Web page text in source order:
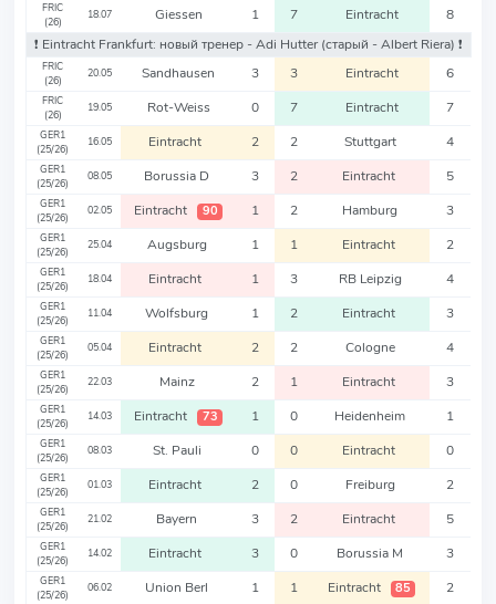
FRIC
(26)
18.07 Giessen 1 7 Eintracht
8
❗️ Eintracht Frankfurt: новый тренер - Adi Hutter(старый - Albert Riera) ❗️
FRIC
(26)
20.05 Sandhausen 3 3 Eintracht 6
FRIC
(26)
19.05 Rot-Weiss 0 7 Eintracht 7
GER1
(25/26)
16.05 Eintracht 2 2 Stuttgart 4
GER1
(25/26)
08.05 Borussia D 3 2 Eintracht 5
GER1
(25/26)
02.05 Eintracht 90 1 2 Hamburg 3
GER1
(25/26)
25.04 Augsburg 1 1 Eintracht 2
GER1
(25/26)
18.04 Eintracht 1 3 RB Leipzig 4
GER1
(25/26)
11.04 Wolfsburg 1 2 Eintracht 3
GER1
(25/26)
05.04 Eintracht 2 2 Cologne 4
GER1
(25/26)
22.03 Mainz 2 1 Eintracht 3
GER1
(25/26)
14.03 Eintracht 73 1 0 Heidenheim 1
GER1
(25/26)
08.03 St. Pauli 0 0 Eintracht 0
GER1
(25/26)
01.03 Eintracht 2 0 Freiburg 2
GER1
(25/26)
21.02 Bayern 3 2 Eintracht 5
GER1
(25/26)
14.02 Eintracht 3 0 Borussia M 3
GER1
(25/26)
06.02 Union Berl 1 1 Eintracht 85 2